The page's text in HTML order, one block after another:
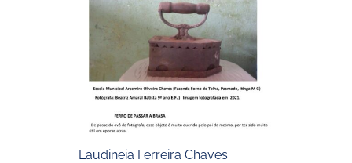
Laudineia Ferreira Chaves